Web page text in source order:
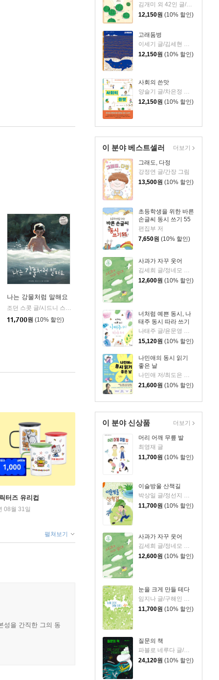
김개미 외 42인 글/송선옥 외 20인 그림
12,150원 (10% 할인)
고래둠벙
이세기 글/김세현 그림
12,150원 (10% 할인)
사회의 쓴맛
양슬기 글/차은정 그림
12,150원 (10% 할인)
이 분야 베스트셀러
그래도, 다정
강정연 글/간장 그림
13,500원 (10% 할인)
초등학생을 위한 바른
손글씨 동시 쓰기 55
편집부 저
7,650원 (10% 할인)
사과가 자꾸 웃어
12,600원 (10% 할인)
너처럼 예쁜 동시, 나
태주 동시 따라 쓰기
15,120원 (10% 할인)
나민애의 동시 읽기
좋은 날
21,600원 (10% 할인)
더보기
이 분야 신상품
머리 어깨 무릎 발
최영재 글
11,700원 (10% 할인)
이슬방울 산책길
박상일 글/정선지 그림
11,700원 (10% 할인)
사과가 자꾸 웃어
김세희 글/정네모 그림
12,600원 (10% 할인)
눈을 크게 만들 테다
임지나 글/구해인 그림
11,700원 (10% 할인)
질문의 책
파블로 네루다 글/팔로마 발디비아 그림/남진희 역
24,120원 (10% 할인)
더보기
| 문학동네
나는 강물처럼 말해요
조던 스콧 글/시드니 스미스 그림/김지은 역 |
11,700원 (10% 할인)
터즈 유리컵
08월 31일
펼쳐보기
성을 간직한 그의 동